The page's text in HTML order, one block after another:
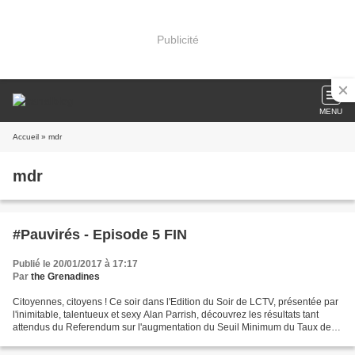
Publicité
MENU
Accueil » mdr
mdr
#Pauvirés - Episode 5 FIN
Publié le 20/01/2017 à 17:17
Par the Grenadines
Citoyennes, citoyens ! Ce soir dans l'Edition du Soir de LCTV, présentée par
l'inimitable, talentueux et sexy Alan Parrish, découvrez les résultats tant
attendus du Referendum sur l'augmentation du Seuil Minimum du Taux de